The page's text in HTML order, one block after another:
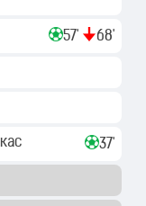
57' 68'
37'